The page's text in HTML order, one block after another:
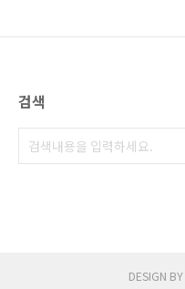
검색
DESIGN BY